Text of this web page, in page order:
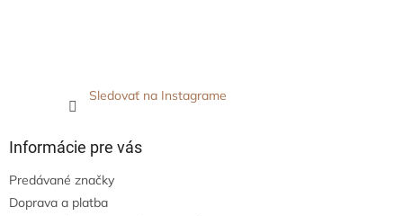
Sledovať na Instagrame
Informácie pre vás
Predávané značky
Doprava a platba